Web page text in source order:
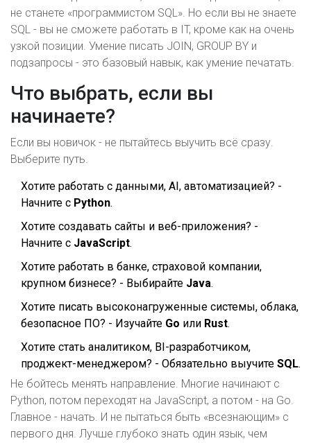
не станете «программистом SQL». Но если вы не знаете
SQL - вы не сможете работать в IT, кроме как на очень
узкой позиции. Умение писать JOIN, GROUP BY и
подзапросы - это базовый навык, как умение печатать.
Что выбрать, если вы
начинаете?
Если вы новичок - не пытайтесь выучить всё сразу.
Выберите путь.
Хотите работать с данными, AI, автоматизацией? -
Начните с Python.
Хотите создавать сайты и веб-приложения? -
Начните с JavaScript.
Хотите работать в банке, страховой компании,
крупном бизнесе? - Выбирайте Java.
Хотите писать высоконагруженные системы, облака,
безопасное ПО? - Изучайте Go или Rust.
Хотите стать аналитиком, BI-разработчиком,
проджект-менеджером? - Обязательно выучите SQL.
Не бойтесь менять направление. Многие начинают с
Python, потом переходят на JavaScript, а потом - на Go.
Главное - начать. И не пытаться быть «всезнающим» с
первого дня. Лучше глубоко знать один язык, чем